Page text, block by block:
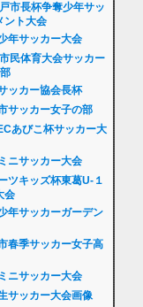
市長杯争奪少年サッ
ント大会
年サッカー大会
民体育大会サッカー
ッカー協会長杯
サッカー女子の部
あびこ杯サッカー大
ニサッカー大会
ツキッズ杯東葛U-１
会
年サッカーガーデン
春季サッカー女子高
ニサッカー大会
サッカー大会画像